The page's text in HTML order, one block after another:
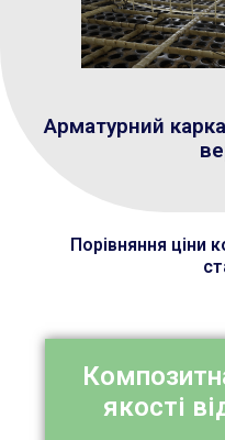
Арматурний
Порівняння ціни
якості